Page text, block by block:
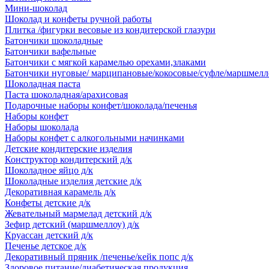
Мини-шоколад
Шоколад и конфеты ручной работы
Плитка /фигурки весовые из кондитерской глазури
Батончики шоколадные
Батончики вафельные
Батончики с мягкой карамелью орехами,злаками
Батончики нуговые/ марципановые/кокосовые/суфле/
Шоколадная паста
Паста шоколадная/арахисовая
Подарочные наборы конфет/шоколада/печенья
Наборы конфет
Наборы шоколада
Наборы конфет с алкогольными начинками
Детские кондитерские изделия
Конструктор кондитерский д/к
Шоколадное яйцо д/к
Шоколадные изделия детские д/к
Декоративная карамель д/к
Конфеты детские д/к
Жевательный мармелад детский д/к
Зефир детский (маршмеллоу) д/к
Круассан детский д/к
Печенье детское д/к
Декоративный пряник /печенье/кейк попс д/к